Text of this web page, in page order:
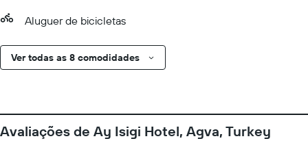
Aluguer de bicicletas
Ver todas as 8 comodidades
Avaliações de Ay Isigi Hotel, Agva, Turkey